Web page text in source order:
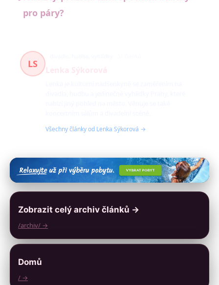
pro páry?
LS
Všechny články od Lenka Sýkorová →
Zobrazit celý archiv článků →
/archiv/ →
Domů
/ →